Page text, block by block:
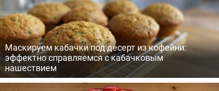
Маскируем кабачки под десерт из кофейни:
эффектно справляемся с кабачковым
нашествием